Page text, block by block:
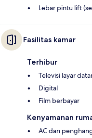
Lebar pintu lift
Fasilitas kamar
Terhibur
Televisi layar
Digital
Film berbayar
Kenyamanan
AC dan